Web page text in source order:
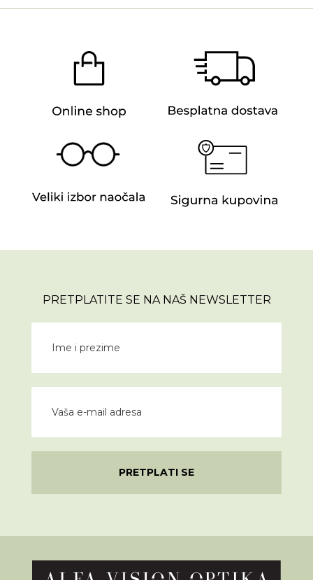
PRETPLATITE SE NA NAŠ NEWSLETTER
PRETPLATI SE